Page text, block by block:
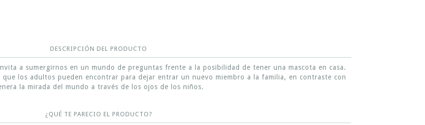
DESCRIPCIÓN DEL PRODUCTO
a sumergirnos en un mundo de preguntas frente a la posibilidad de tener una mascota en casa.
que los adultos pueden encontrar para dejar entrar un nuevo miembro a la familia, en contraste con
la mirada del mundo a través de los ojos de los niños.
¿QUÉ TE PARECIO EL PRODUCTO?